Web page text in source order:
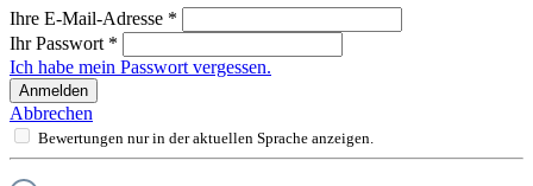
Ihre E-Mail-Adresse *
Ihr Passwort *
Ich habe mein Passwort vergessen.
Anmelden
Abbrechen
Bewertungen nur in der aktuellen Sprache anzeigen.